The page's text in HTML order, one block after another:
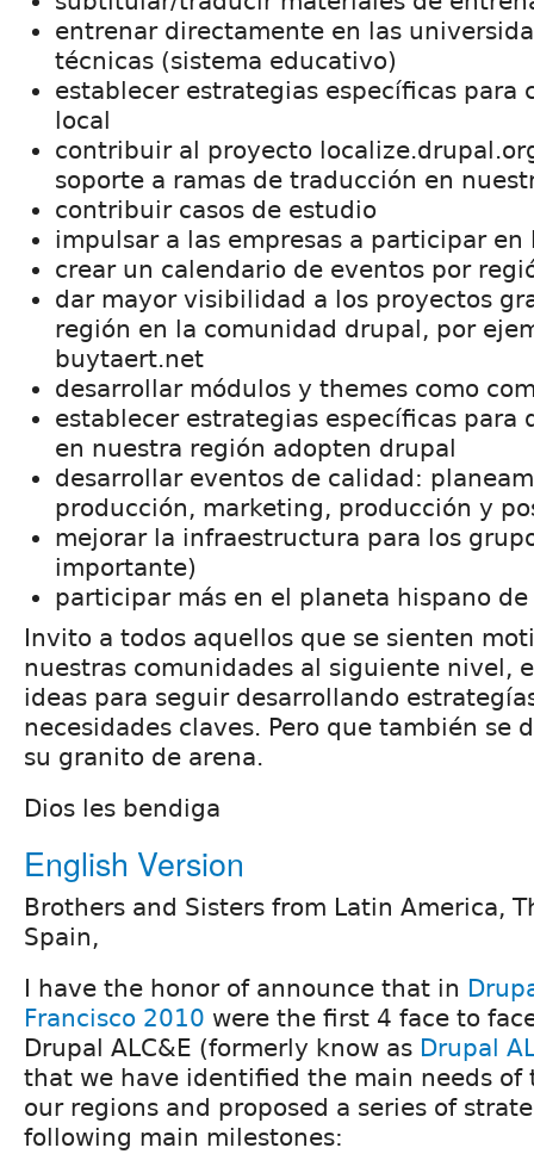
entrenar directamente en las
técnicas (sistema educativo)
establecer estrategias específicas para
local
contribuir al proyecto
soporte a ramas de traducción en
contribuir casos de estudio
impulsar a las empresas a participar en
crear un calendario de eventos por
dar mayor visibilidad a los proyectos
región en la comunidad drupal, por
buytaert.net
desarrollar módulos y themes como
establecer estrategias específicas para
en nuestra región adopten drupal
desarrollar eventos de calidad:
producción, marketing, producción y
mejorar la infraestructura para los
importante)
participar más en el planeta hispano
Invito a todos aquellos que se sienten
nuestras comunidades al siguiente nivel,
ideas para seguir desarrollando
necesidades claves. Pero que también se
su granito de arena.
Dios les bendiga
English Version
Brothers and Sisters from Latin America,
Spain,
I have the honor of announce that in
Francisco 2010 were the first 4 face to
Drupal ALC&E (formerly know as Drupal
that we have identified the main needs of
our regions and proposed a series of
following main milestones: